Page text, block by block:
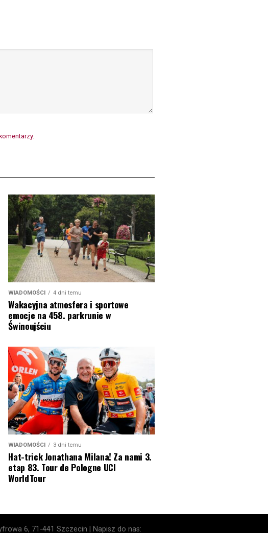
WIADOMOŚCI 4 dni temu
Wakacyjna atmosfera i sportowe
emocje na 458. parkrunie w
Świnoujściu
WIADOMOŚCI 3 dni temu
Hat-trick Jonathana Milana! Za nami 3.
etap 83. Tour de Pologne UCI
WorldTour
6, 71-441 Szczecin | Napisz do nas: